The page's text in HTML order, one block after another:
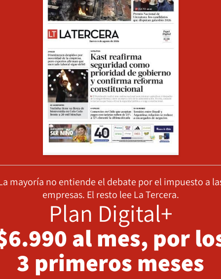
mayoría no entiende el debate por el impuesto a
empresas. El resto lee La Tercera.
Plan Digital+
al mes, por
3 primeros meses